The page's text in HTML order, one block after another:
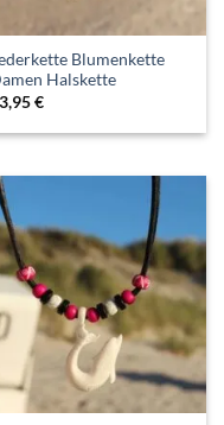
Blumenkette
Halskette
€